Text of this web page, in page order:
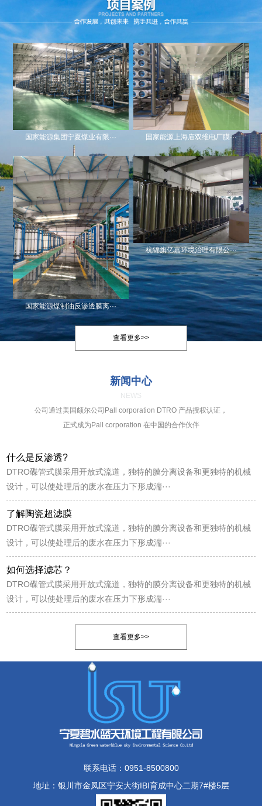
国家能源集团宁夏煤业有限··· 国家能源上海庙双维电厂膜···
国家能源煤制油反渗透膜离···
杭锦旗亿嘉环境治理有限公···
查看更多>>
新闻中心
NEWS
公司通过美国颇尔公司Pall corporation DTRO 产品授权认证，
正式成为Pall corporation 在中国的合作伙伴
什么是反渗透?
DTRO碟管式膜采用开放式流道，独特的膜分离设备和更独特的机械
设计，可以使处理后的废水在压力下形成湍···
了解陶瓷超滤膜
DTRO碟管式膜采用开放式流道，独特的膜分离设备和更独特的机械
设计，可以使处理后的废水在压力下形成湍···
如何选择滤芯？
DTRO碟管式膜采用开放式流道，独特的膜分离设备和更独特的机械
设计，可以使处理后的废水在压力下形成湍···
查看更多>>
联系电话：0951-8500800
地址：银川市金凤区宁安大街IBI育成中心二期7#楼5层